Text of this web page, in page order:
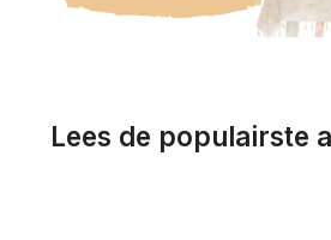
Lees de populairste